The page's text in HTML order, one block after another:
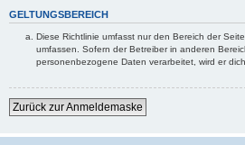
GELTUNGSBEREICH
Diese Richtlinie umfasst nur den Bereich der
umfassen. Sofern der Betreiber in anderen
personenbezogene Daten verarbeitet, wird er
Zurück zur Anmeldemaske